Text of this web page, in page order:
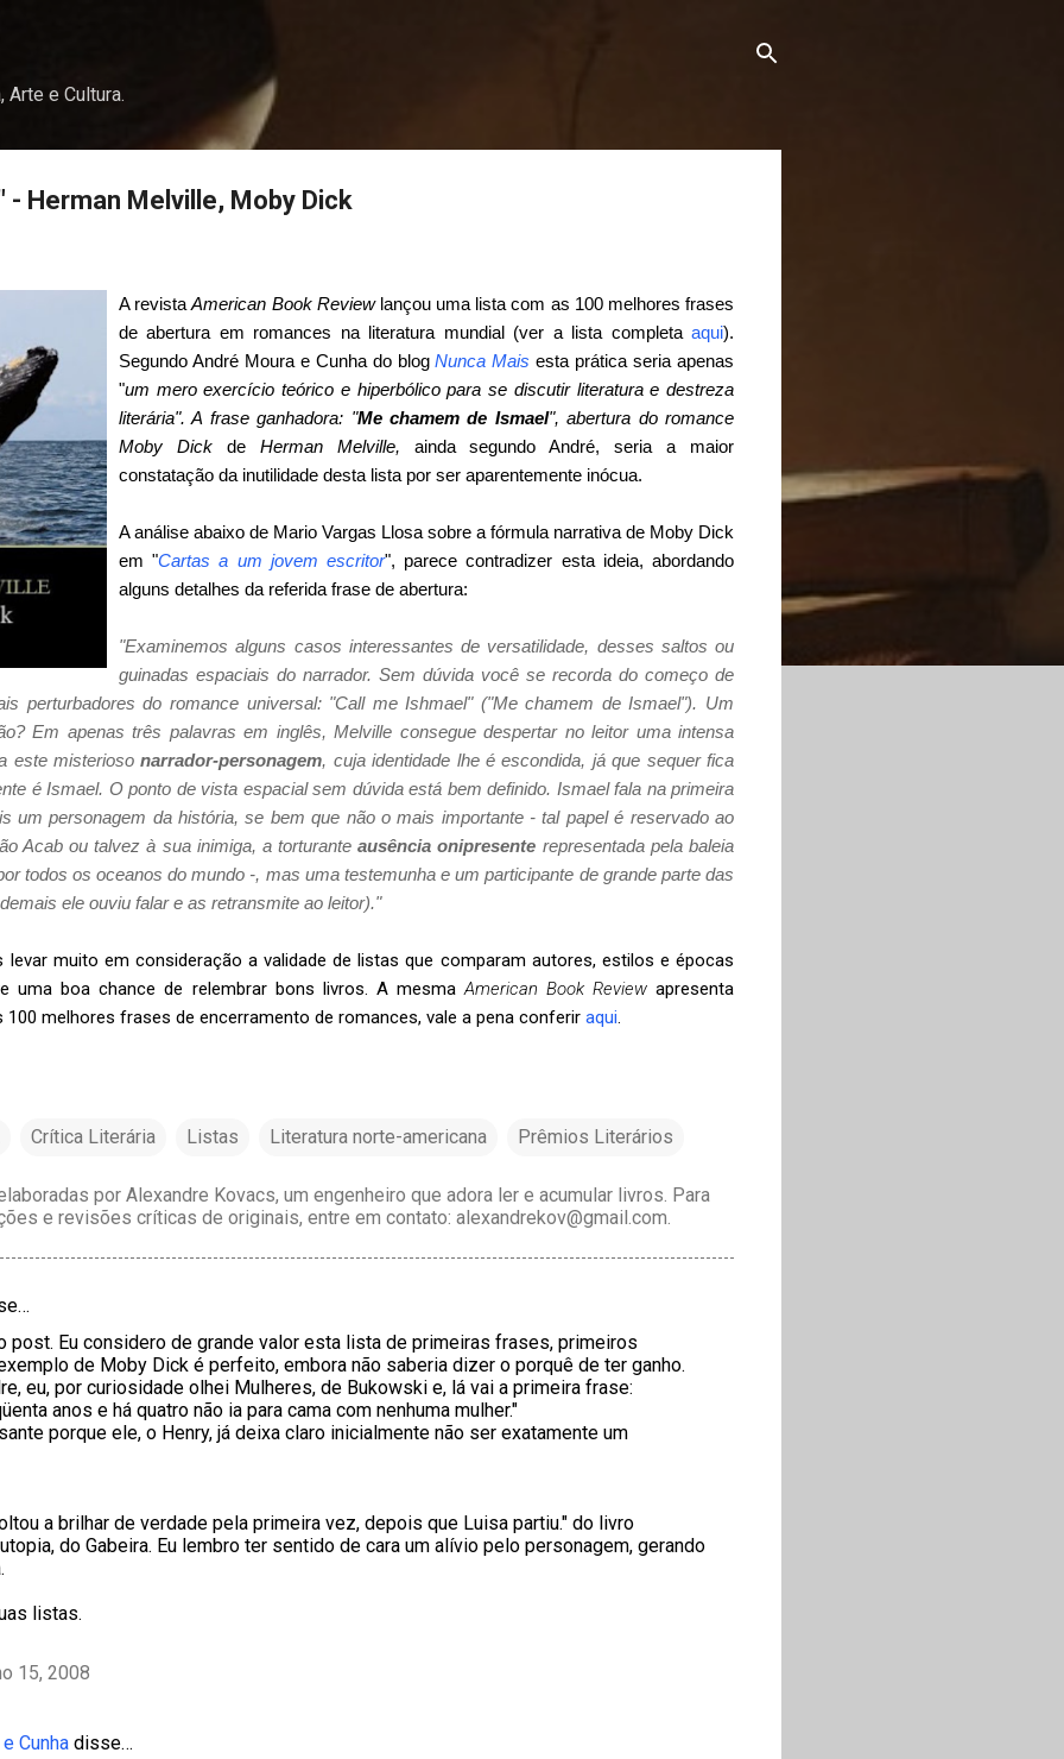
Arte e Cultura.
- Herman Melville, Moby Dick
A revistaAmerican Book Reviewlançou uma lista com as 100 melhores frases
de abertura em romances na literatura mundial (ver a lista completa aqui).
Segundo André Moura e Cunha do blogNunca Mais esta prática seria apenas
"um mero exercício teórico e hiperbólico para se discutir literatura e destreza
literária". A frase ganhadora: "Me chamem de Ismael", abertura do romance
Moby Dick deHerman Melville, ainda segundo André, seria a maior
constatação da inutilidade desta lista por ser aparentemente inócua.
A análise abaixo de Mario Vargas Llosa sobre a fórmula narrativa de Moby Dick
em "Cartas a um jovem escritor", parece contradizer esta ideia, abordando
alguns detalhes da referida frase de abertura:
"Examinemos alguns casos interessantes de versatilidade, desses saltos ou
guinadas espaciais do narrador. Sem dúvida você se recorda do começo de
perturbadores do romance universal: "Call me Ishmael" ("Me chamem de Ismael"). Um
Em apenas três palavras em inglês, Melville consegue despertar no leitor uma intensa
este misteriosonarrador-personagem, cuja identidade lhe é escondida, já que sequer fica
é Ismael. O ponto de vista espacial sem dúvida está bem definido. Ismael fala na primeira
um personagem da história, se bem que não o mais importante - tal papel é reservado ao
Acab ou talvez à sua inimiga, a torturanteausência onipresente representada pela baleia
todos os oceanos do mundo -, mas uma testemunha e um participante de grande parte das
ele ouviu falar e as retransmite ao leitor)."
levar muito em consideração a validade de listas que comparam autores, estilos e épocas
uma boa chance de relembrar bons livros. A mesma American Book Reviewapresenta
melhores frases de encerramento de romances, vale a pena conferir aqui
Crítica Literária Listas Literatura norte-americana
Prêmios Literários
por Alexandre Kovacs, um engenheiro que adora ler e acumular livros. Para
e revisões críticas de originais, entre em contato: alexandrekov@gmail.com.
post. Eu considero de grande valor esta lista de primeiras frases, primeiros
de Moby Dick é perfeito, embora não saberia dizer o porquê de ter ganho.
eu, por curiosidade olhei Mulheres, de Bukowski e, lá vai a primeira frase:
anos e há quatro não ia para cama com nenhuma mulher."
porque ele, o Henry, já deixa claro inicialmente não ser exatamente um
a brilhar de verdade pela primeira vez, depois que Luisa partiu." do livro
do Gabeira. Eu lembro ter sentido de cara um alívio pelo personagem, gerando
listas.
15, 2008
Cunha disse…